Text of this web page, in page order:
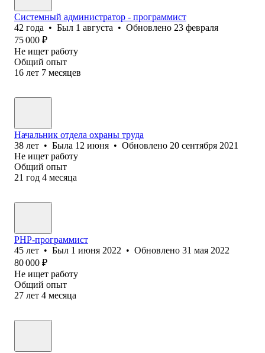
Системный администратор - программист
42 года • Был 1 августа • Обновлено 23 февраля
75 000 ₽
Не ищет работу
Общий опыт
16 лет 7 месяцев
Начальник отдела охраны труда
38 лет • Была 12 июня • Обновлено 20 сентября 2021
Не ищет работу
Общий опыт
21 год 4 месяца
PHP-программист
45 лет • Был 1 июня 2022 • Обновлено 31 мая 2022
80 000 ₽
Не ищет работу
Общий опыт
27 лет 4 месяца